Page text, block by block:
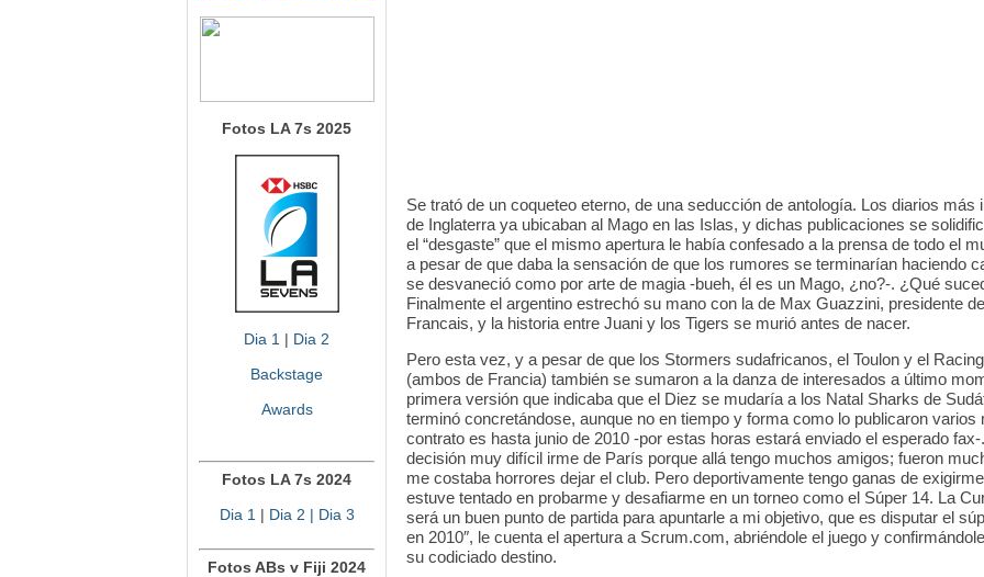
Fotos LA 7s 2025
Dia 1 | Dia 2
Backstage
Awards
Fotos LA 7s 2024
Dia 1 | Dia 2 | Dia 3
Fotos ABs v Fiji 2024
Se trató de un coqueteo eterno, de una seducción de antología. Los diarios más
de Inglaterra ya ubicaban al Mago en las Islas, y dichas publicaciones se
el “desgaste” que el mismo apertura le había confesado a la prensa de todo el
a pesar de que daba la sensación de que los rumores se terminarían haciendo
se desvaneció como por arte de magia -bueh, él es un Mago, ¿no?-. ¿Qué
Finalmente el argentino estrechó su mano con la de Max Guazzini, presidente
Francais, y la historia entre Juani y los Tigers se murió antes de nacer.
Pero esta vez, y a pesar de que los Stormers sudafricanos, el Toulon y el
(ambos de Francia) también se sumaron a la danza de interesados a último
primera versión que indicaba que el Diez se mudaría a los Natal Sharks de
terminó concretándose, aunque no en tiempo y forma como lo publicaron varios
contrato es hasta junio de 2010 -por estas horas estará enviado el esperado
decisión muy difícil irme de París porque allá tengo muchos amigos; fueron
me costaba horrores dejar el club. Pero deportivamente tengo ganas de
estuve tentado en probarme y desafiarme en un torneo como el Súper 14. La
será un buen punto de partida para apuntarle a mi objetivo, que es disputar el
en 2010″, le cuenta el apertura a Scrum.com, abriéndole el juego y
su codiciado destino.